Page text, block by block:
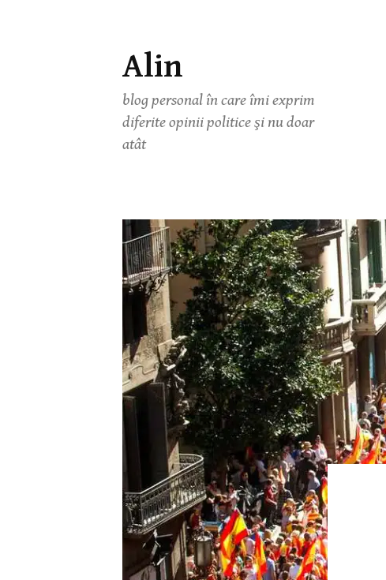
Skip
to
content
Alin
blog personal în care îmi exprim
diferite opinii politice şi nu doar
atât